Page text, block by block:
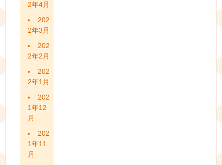
2年4月
202
2年3月
202
2年2月
202
2年1月
202
1年12
月
202
1年11
月